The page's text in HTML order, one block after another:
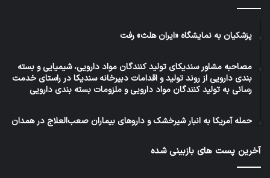
پزشکیان به نمایشگاه «ایران هلث» رفت
مصاحبه مشاور سندیکای تولید کنندگان مواد دارویی، شیمیایی و بسته
بندی دارویی از روند تولید و اقدامات دبیرخانه سندیکا در راستای خدمت
رسانی به تولید کنندگان مواد دارویی و ملزومات بسته بندی دارویی
حمله آمریکا به انبار شیرخشک و داروهای بیماران صعب‌العلاج در همدان
آخرین پست های بازبینی شده